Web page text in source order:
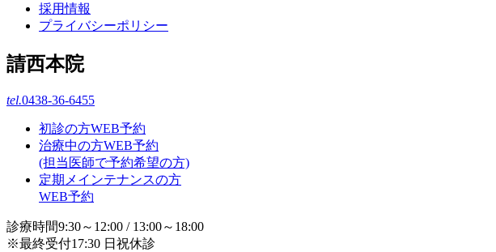
採用情報
プライバシーポリシー
請西本院
tel.0438-36-6455
初診の方WEB予約
治療中の方WEB予約
(担当医師で予約希望の方)
定期メインテナンスの方
WEB予約
診療時間9:30～12:00 / 13:00～18:00
※最終受付17:30 日祝休診